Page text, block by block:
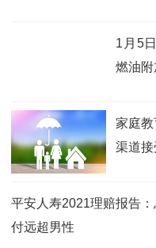
1月5
燃油
家庭教
渠道
平安人寿2021理赔报告
付远超男性